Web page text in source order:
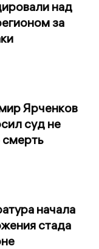
над
за
Ярченков
суд не
смерть
начала
стада